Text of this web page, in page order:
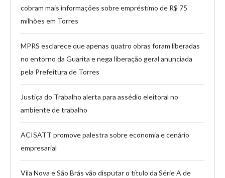
cobram mais informações sobre empréstimo de R$ 75
milhões em Torres
MPRS esclarece que apenas quatro obras foram liberadas
no entorno da Guarita e nega liberação geral anunciada
pela Prefeitura de Torres
Justiça do Trabalho alerta para assédio eleitoral no
ambiente de trabalho
ACISATT promove palestra sobre economia e cenário
empresarial
Vila Nova e São Brás vão disputar o título da Série A de